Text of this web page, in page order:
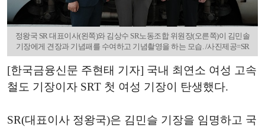
정왕국 SR 대표이사(왼쪽)와 김상수 SR노동조합 위원장(오른쪽)이 김민솔
기장에게 견장과 기념패를 수여하고 기념촬영을 하는 모습. /사진제공=SR
[한국금융신문 주현태 기자] 국내 최연소 여성 고속
철도 기장이자 SRT 첫 여성 기장이 탄생했다.
SR(대표이사 정왕국)은 김민슬 기장을 임명하고 국